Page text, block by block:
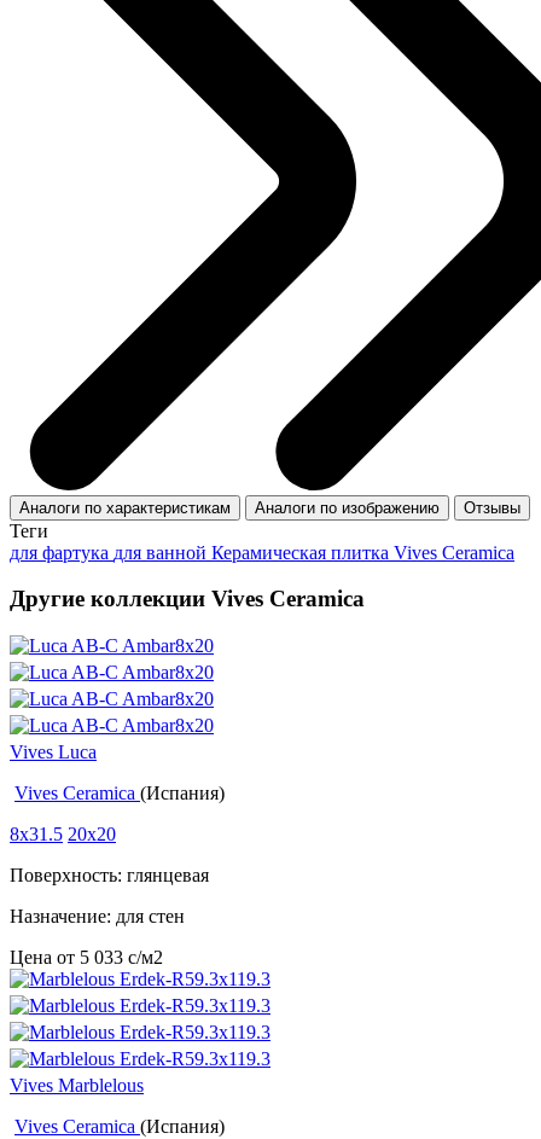
Аналоги по характеристикам Аналоги по изображению Отзывы
Теги
для фартука для ванной Керамическая плитка Vives Ceramica
Другие коллекции Vives Ceramica
Vives Luca
Vives Ceramica (Испания)
8x31.5 20x20
Поверхность: глянцевая
Назначение: для стен
Цена от 5 033 c/м2
Vives Marblelous
Vives Ceramica (Испания)